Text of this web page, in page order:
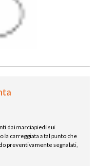
dai marciapiedi sui
la carreggiata a tal punto che
preventivamente segnalati,